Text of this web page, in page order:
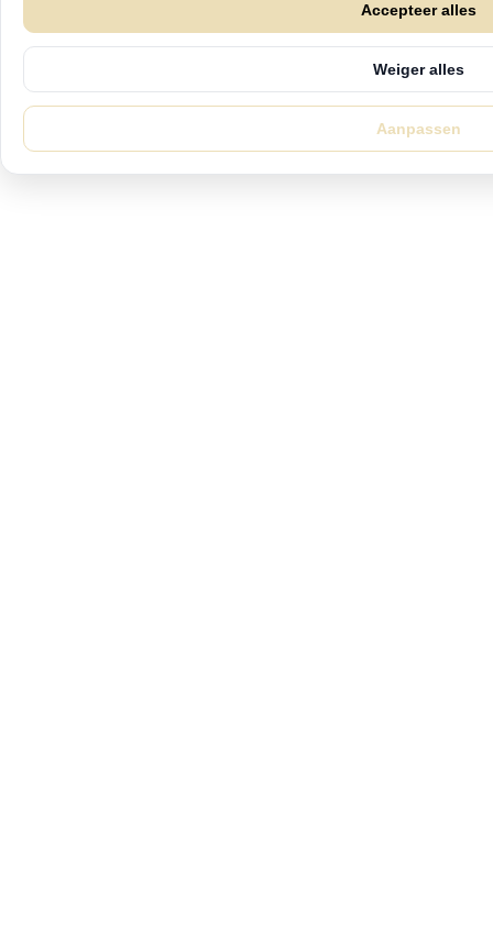
Accepteer alles
Weiger alles
Aanpassen